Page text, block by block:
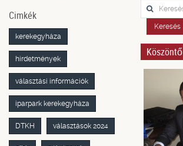
Cimkék
kerekegyháza
hirdetmények
választási információk
iparpark kerekegyháza
DTKH választások 2024
Keresés...
Keresés
Köszöntő